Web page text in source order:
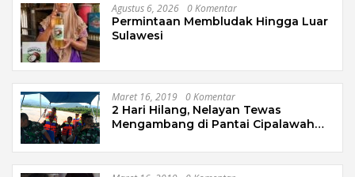
Agustus 6, 2026 0 Komentar
Permintaan Membludak Hingga Luar
Sulawesi
Maret 16, 2019 0 Komentar
2 Hari Hilang, Nelayan Tewas
Mengambang di Pantai Cipalawah